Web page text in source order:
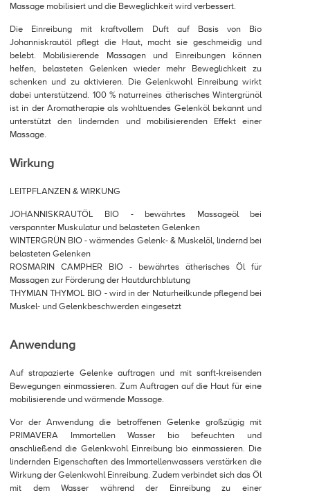
Massage mobilisiert und die Beweglichkeit wird verbessert.
Die Einreibung mit kraftvollem Duft auf Basis von Bio
Johanniskrautöl pflegt die Haut, macht sie geschmeidig und
belebt. Mobilisierende Massagen und Einreibungen können
helfen, belasteten Gelenken wieder mehr Beweglichkeit zu
schenken und zu aktivieren. Die Gelenkwohl Einreibung wirkt
dabei unterstützend. 100 % naturreines ätherisches Wintergrünöl
ist in der Aromatherapie als wohltuendes Gelenköl bekannt und
unterstützt den lindernden und mobilisierenden Effekt einer
Massage.
Wirkung
LEITPFLANZEN & WIRKUNG
JOHANNISKRAUTÖL BIO - bewährtes Massageöl bei
verspannter Muskulatur und belasteten Gelenken
WINTERGRÜN BIO - wärmendes Gelenk- & Muskelöl, lindernd bei
belasteten Gelenken
ROSMARIN CAMPHER BIO - bewährtes ätherisches Öl für
Massagen zur Förderung der Hautdurchblutung
THYMIAN THYMOL BIO - wird in der Naturheilkunde pflegend bei
Muskel- und Gelenkbeschwerden eingesetzt
Anwendung
Auf strapazierte Gelenke auftragen und mit sanft-kreisenden
Bewegungen einmassieren. Zum Auftragen auf die Haut für eine
mobilisierende und wärmende Massage.
Vor der Anwendung die betroffenen Gelenke großzügig mit
PRIMAVERA Immortellen Wasser bio befeuchten und
anschließend die Gelenkwohl Einreibung bio einmassieren. Die
lindernden Eigenschaften des Immortellenwassers verstärken die
Wirkung der Gelenkwohl Einreibung. Zudem verbindet sich das Öl
mit dem Wasser während der Einreibung zu einer